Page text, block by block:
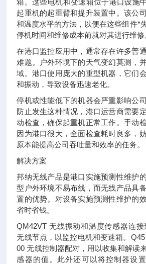
箱。这些电机和变速箱位于港口设施
起重机的起重臂和提升装置中。该公
和温度水平的方法，以便在这些组件*
停机时间和维修成本前就对其进行维修
在港口监控应用中，通常存在许多普
难题。户外环境下的天气变幻莫测，
域。港口使用庞大的重型机器，它们
和振动，导致设备迅速老化。
停机或性能低下的机器会严重影响公
防止发生这种情况，港口运营商需要
动检查，确保起重机正常工作。手动
因为港口很大，全面检查耗时良多，
原本能提高公司吞吐量和效率的任务。
解决方案
邦纳无线产品是港口实施预测性维护
型户外环境不易布线，而无线产品具
置的优势。对设备实施预测性维护的
省时省钱。
QM42VT 无线振动和温度传感器连
无线节点，以监控电机和变速箱。
00 无线控制器配对，用以收集和解读
感器的值。此外还可以将控制器设